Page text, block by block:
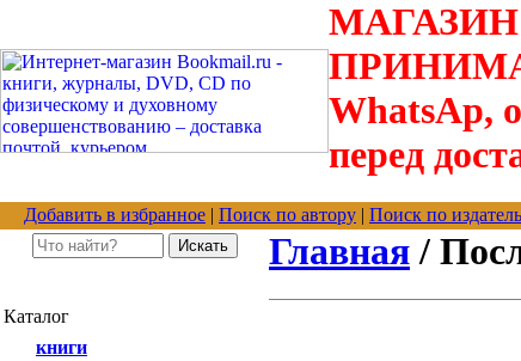
МАГАЗИН
WhatsAp,
перед
Добавить в избранное | Поиск по автору | Поиск по
Каталог
книги
Главная /